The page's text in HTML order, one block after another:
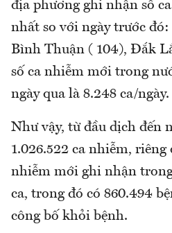
địa phương ghi nhận số
nhất so với ngày trước
Bình Thuận ( 104), Đắk
số ca nhiễm mới trong
ngày qua là 8.248 ca/ngày.
Như vậy, từ đầu dịch đến
1.026.522 ca nhiễm,
nhiễm mới ghi nhận
ca, trong đó có 860.494
công bố khỏi bệnh.